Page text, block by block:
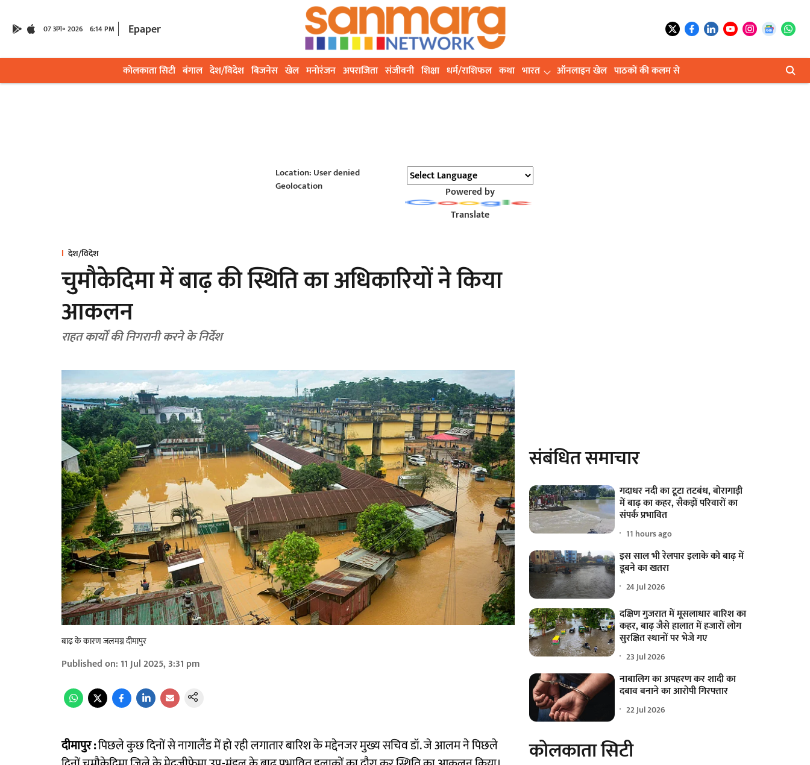
07 अग॰ 2026 6:14 PM Epaper
कोलकाता सिटी बंगाल देश/विदेश बिजनेस खेल मनोरंजन अपराजिता संजीवनी शिक्षा धर्म/राशिफल कथा भारत ऑनलाइन खेल पाठकों की कलम से
Location: User denied
Geolocation
Powered by
Translate
देश/विदेश
चुमौकेदिमा में बाढ़ की स्थिति का अधिकारियों ने किया
आकलन
राहत कार्यों की निगरानी करने के निर्देश
बाढ़ के कारण जलमग्न दीमापुर
Published on: 11 Jul 2025, 3:31 pm
दीमापुर :पिछले कुछ दिनों से नागालैंड में हो रही लगातार बारिश के मद्देनजर मुख्य सचिव डॉ. जे आलम ने पिछले
संबंधित समाचार
गदाधर नदी का टूटा तटबंध, बोरागाड़ी
में बाढ़ का कहर, सैकड़ों परिवारों का
संपर्क प्रभावित
11 hours ago
इस साल भी रेलपार इलाके को बाढ़ में
डूबने का खतरा
24 Jul 2026
दक्षिण गुजरात में मूसलाधार बारिश का
कहर, बाढ़ जैसे हालात में हजारों लोग
सुरक्षित स्थानों पर भेजे गए
23 Jul 2026
नाबालिग का अपहरण कर शादी का
दबाव बनाने का आरोपी गिरफ्तार
22 Jul 2026
कोलकाता सिटी